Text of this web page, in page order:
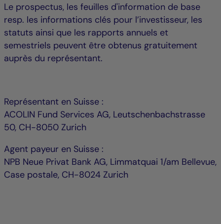
Le prospectus, les feuilles d'information de base
resp. les informations clés pour l’investisseur, les
statuts ainsi que les rapports annuels et
semestriels peuvent être obtenus gratuitement
auprès du représentant.
Représentant en Suisse :
ACOLIN Fund Services AG, Leutschenbachstrasse
50, CH-8050 Zurich
Agent payeur en Suisse :
NPB Neue Privat Bank AG, Limmatquai 1/am Bellevue,
Case postale, CH-8024 Zurich